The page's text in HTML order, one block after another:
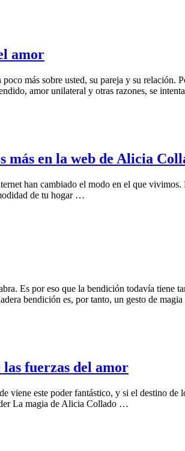
amor
más sobre usted, su pareja y su
amor unilateral y otras razones, se
más en la web de Alicia
han cambiado el modo en el que
de tu hogar …
Es por eso que la bendición todavía
bendición es, por tanto, un gesto de
fuerzas del amor
viene este poder fantástico, y si el destino
La magia de Alicia Collado …